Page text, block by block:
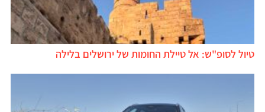
טיול לסופ"ש: אל טיילת החומות של ירושלים בלילה